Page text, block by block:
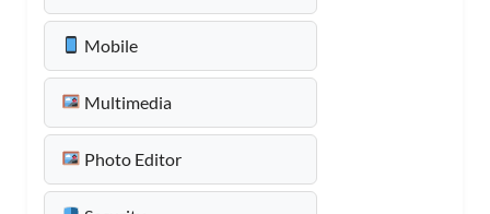
Mobile
Multimedia
Photo Editor